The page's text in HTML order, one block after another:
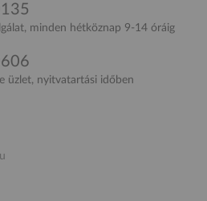
minden hétköznap 9-14 óráig
üzlet, nyitvatartási időben